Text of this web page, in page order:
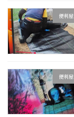
便利屋
便利屋